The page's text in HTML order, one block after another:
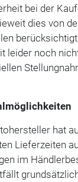
bei der
dies von
leider noch
hat
Lieferzeiten
im